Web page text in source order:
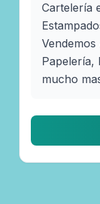
Cartelería
Papelería,
mucho